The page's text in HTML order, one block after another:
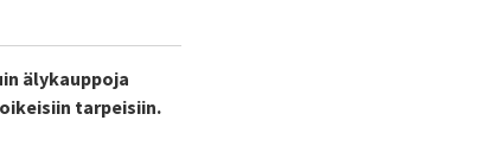
älykauppoja
tarpeisiin.